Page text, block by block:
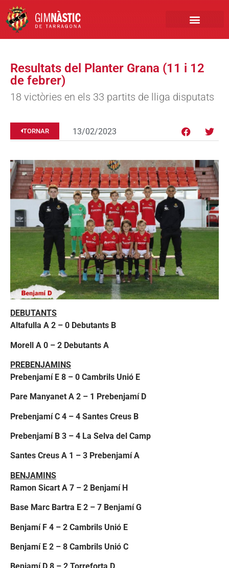
Resultats del Planter Grana (11 i 12
de febrer)
18 victòries en els 33 partits de lliga disputats
TORNAR 13/02/2023
DEBUTANTS
Altafulla A 2 – 0 Debutants B
Morell A 0 – 2 Debutants A
PREBENJAMINS
Prebenjamí E 8 – 0 Cambrils Unió E
Pare Manyanet A 2 – 1 Prebenjamí D
Prebenjamí C 4 – 4 Santes Creus B
Prebenjamí B 3 – 4 La Selva del Camp
Santes Creus A 1 – 3 Prebenjamí A
BENJAMINS
Ramon Sicart A 7 – 2 Benjamí H
Base Marc Bartra E 2 – 7 Benjamí G
Benjamí F 4 – 2 Cambrils Unió E
Benjamí E 2 – 8 Cambrils Unió C